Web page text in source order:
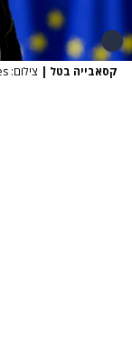
קסאבייה בטל | צילום: Pier Marco Tacca, GettyImages